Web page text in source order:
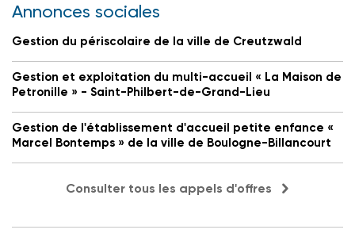
Annonces sociales
Gestion du périscolaire de la ville de Creutzwald
Gestion et exploitation du multi-accueil « La Maison de
Petronille » - Saint-Philbert-de-Grand-Lieu
Gestion de l'établissement d'accueil petite enfance «
Marcel Bontemps » de la ville de Boulogne-Billancourt
Consulter tous les appels d'offres